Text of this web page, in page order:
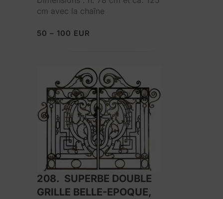
cm avec la chaîne
50 – 100 EUR
208. SUPERBE DOUBLE
GRILLE BELLE-EPOQUE,